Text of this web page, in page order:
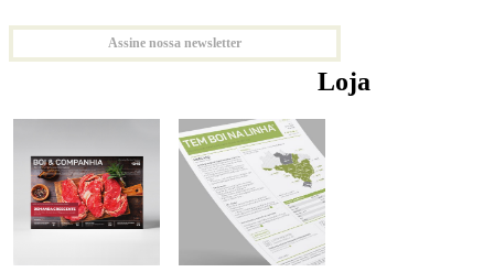
Assine nossa newsletter
Loja